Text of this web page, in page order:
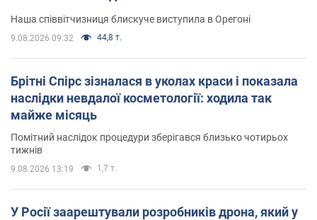
Наша співвітчизниця блискуче виступила в Орегоні
9.08.2026 09:32 44,8 т.
Брітні Спірс зізналася в уколах краси і показала
наслідки невдалої косметології: ходила так
майже місяць
Помітний наслідок процедури зберігався близько чотирьох
тижнів
9.08.2026 13:19 1,7 т.
У Росії заарештували розробників дрона, який у